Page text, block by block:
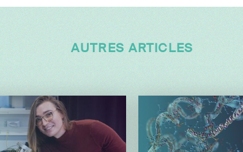
AUTRES ARTICLES